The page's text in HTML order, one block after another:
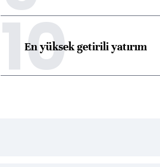
10
En yüksek getirili yatırım